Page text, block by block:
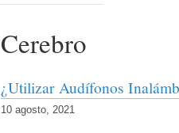
Cerebro
¿Utilizar Audífonos
10 agosto, 2021